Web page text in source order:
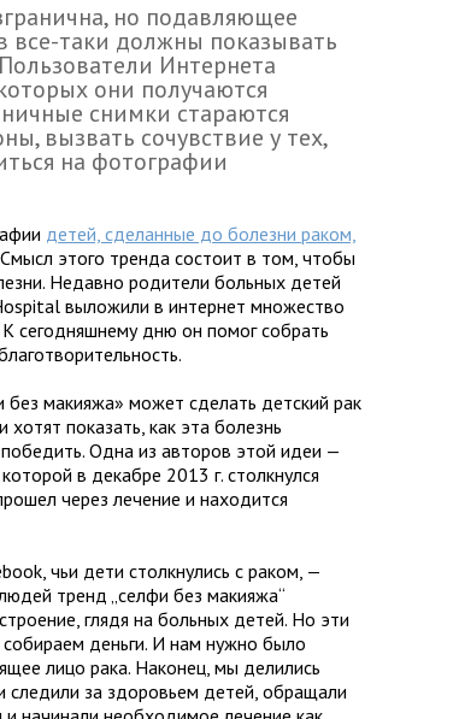
но подавляющее
таки должны показывать
Интернета
они получаются
снимки стараются
вызвать сочувствие у тех,
на фотографии
детей, сделанные до болезни раком,
этого тренда состоит в том, чтобы
Недавно родители больных детей
выложили в интернет множество
сегодняшнему дню он помог собрать
макияжа» может сделать детский рак
показать, как эта болезнь
Одна из авторов этой идеи —
в декабре 2013 г. столкнулся
через лечение и находится
чьи дети столкнулись с раком, —
тренд „селфи без макияжа“
глядя на больных детей. Но эти
деньги. И нам нужно было
лицо рака. Наконец, мы делились
следили за здоровьем детей, обращали